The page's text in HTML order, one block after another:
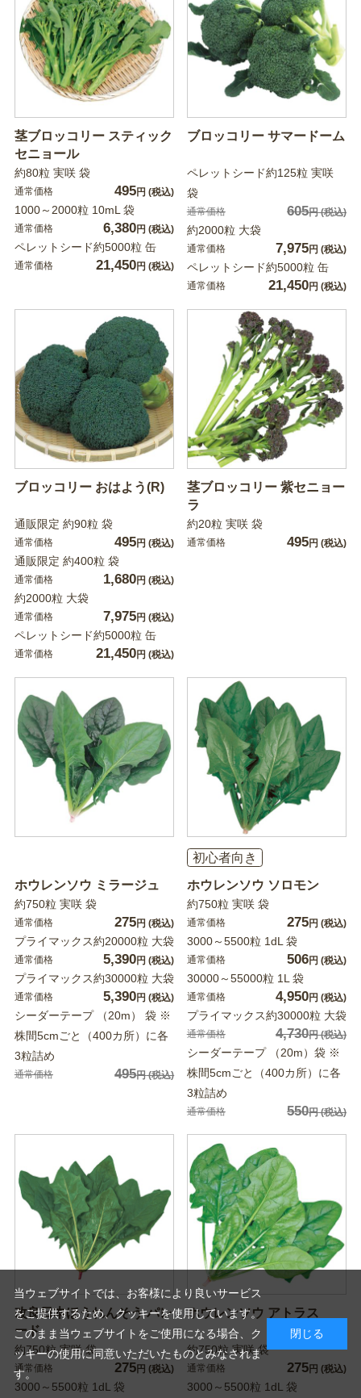
茎ブロッコリー スティック
セニョール
約80粒 実咲 袋
通常価格 495円 (税込)
1000～2000粒 10mL 袋
通常価格 6,380円 (税込)
ペレットシード約5000粒 缶
通常価格 21,450円 (税込)
ブロッコリー サマードーム
ペレットシード約125粒 実咲
袋
通常価格 605円(税込)
約2000粒 大袋
通常価格 7,975円 (税込)
ペレットシード約5000粒 缶
通常価格 21,450円 (税込)
ブロッコリー おはよう(R)
通販限定 約90粒 袋
通常価格 495円 (税込)
通販限定 約400粒 袋
通常価格 1,680円 (税込)
約2000粒 大袋
通常価格 7,975円 (税込)
ペレットシード約5000粒 缶
通常価格 21,450円 (税込)
茎ブロッコリー 紫セニョー
ラ
約20粒 実咲 袋
通常価格 495円 (税込)
ホウレンソウ ミラージュ
約750粒 実咲 袋
通常価格 275円 (税込)
プライマックス約20000粒 大袋
通常価格 5,390円 (税込)
プライマックス約30000粒 大袋
通常価格 5,390円 (税込)
シーダーテープ （20m） 袋 ※
株間5cmごと（400カ所）に各
3粒詰め
通常価格 495円(税込)
初心者向き
ホウレンソウ ソロモン
約750粒 実咲 袋
通常価格 275円 (税込)
3000～5500粒 1dL 袋
通常価格 506円 (税込)
30000～55000粒 1L 袋
通常価格 4,950円 (税込)
プライマックス約30000粒 大袋
通常価格 4,730円(税込)
シーダーテープ （20m）袋 ※
株間5cmごと（400カ所）に各
3粒詰め
通常価格 550円(税込)
改良日本ほうれんそう パレ
ード
約750粒 実咲 袋
通常価格 275円 (税込)
3000～5500粒 1dL 袋
ホウレンソウ アトラス
約750粒 実咲 袋
通常価格 275円 (税込)
3000～5500粒 1dL 袋
当ウェブサイトでは、お客様により良いサービス
をご提供するため、クッキーを使用しています。
このまま当ウェブサイトをご使用になる場合、ク
ッキーの使用に同意いただいたものとみなされま
す。
閉じる